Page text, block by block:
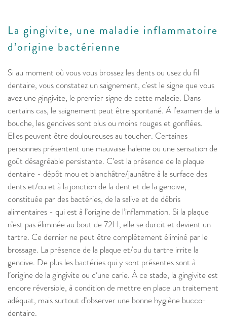
La gingivite, une maladie inflammatoire
d’origine bactérienne
Si au moment où vous vous brossez les dents ou usez du fil
dentaire, vous constatez un saignement, c’est le signe que vous
avez une gingivite, le premier signe de cette maladie. Dans
certains cas, le saignement peut être spontané. À l’examen de la
bouche, les gencives sont plus ou moins rouges et gonflées.
Elles peuvent être douloureuses au toucher. Certaines
personnes présentent une mauvaise haleine ou une sensation de
goût désagréable persistante. C’est la présence de la plaque
dentaire - dépôt mou et blanchâtre/jaunâtre à la surface des
dents et/ou et à la jonction de la dent et de la gencive,
constituée par des bactéries, de la salive et de débris
alimentaires - qui est à l’origine de l’inflammation. Si la plaque
n’est pas éliminée au bout de 72H, elle se durcit et devient un
tartre. Ce dernier ne peut être complètement éliminé par le
brossage. La présence de la plaque et/ou du tartre irrite la
gencive. De plus les bactéries qui y sont présentes sont à
l’origine de la gingivite ou d’une carie. À ce stade, la gingivite est
encore réversible, à condition de mettre en place un traitement
adéquat, mais surtout d’observer une bonne hygiène bucco-
dentaire.